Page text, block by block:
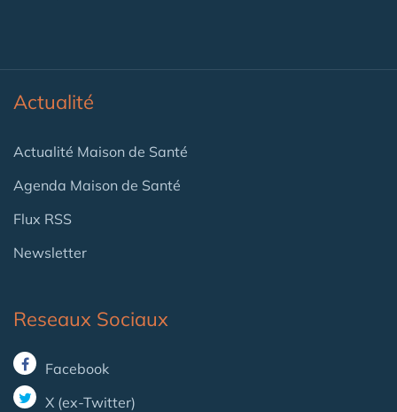
Actualité
Actualité Maison de Santé
Agenda Maison de Santé
Flux RSS
Newsletter
Reseaux Sociaux
Facebook
X (ex-Twitter)